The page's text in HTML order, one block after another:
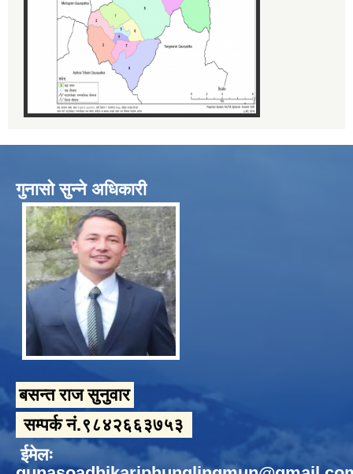
गुनासो सुन्ने अधिकारी
बसन्त राज सुनुवार
सम्पर्क नं.९८४२६६३७५३
ईमेलः